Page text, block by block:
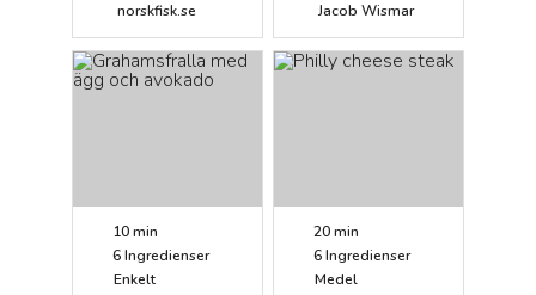
rödlök och
pepparrot
norskfisk.se Jacob Wismar
10 min
6Ingredienser
Enkelt
20 min
6Ingredienser
Medel